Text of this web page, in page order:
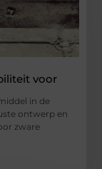
voor
in de
ontwerp en
zware